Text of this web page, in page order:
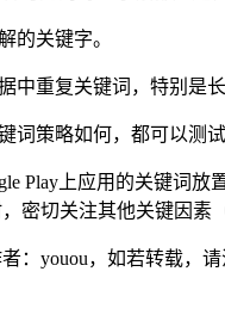
的关键字。
中重复关键词，特别是
词策略如何，都可以测
Play上应用的关键词
密切关注其他关键因素
：youou，如若转载，请